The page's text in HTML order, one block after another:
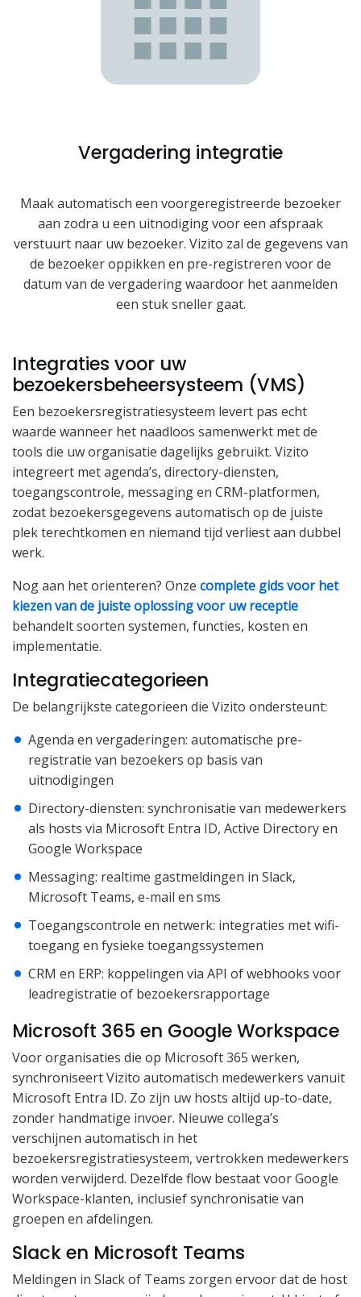
Vergadering integratie
Maak automatisch een voorgeregistreerde bezoeker
aan zodra u een uitnodiging voor een afspraak
verstuurt naar uw bezoeker. Vizito zal de gegevens van
de bezoeker oppikken en pre-registreren voor de
datum van de vergadering waardoor het aanmelden
een stuk sneller gaat.
Integraties voor uw
bezoekersbeheersysteem (VMS)
Een bezoekersregistratiesysteem levert pas echt
waarde wanneer het naadloos samenwerkt met de
tools die uw organisatie dagelijks gebruikt. Vizito
integreert met agenda’s, directory-diensten,
toegangscontrole, messaging en CRM-platformen,
zodat bezoekersgegevens automatisch op de juiste
plek terechtkomen en niemand tijd verliest aan dubbel
werk.
Nog aan het orienteren? Onze complete gids voor het
kiezen van de juiste oplossing voor uw receptie
behandelt soorten systemen, functies, kosten en
implementatie.
Integratiecategorieen
De belangrijkste categorieen die Vizito ondersteunt:
Agenda en vergaderingen: automatische pre-
registratie van bezoekers op basis van
uitnodigingen
Directory-diensten: synchronisatie van medewerkers
als hosts via Microsoft Entra ID, Active Directory en
Google Workspace
Messaging: realtime gastmeldingen in Slack,
Microsoft Teams, e-mail en sms
Toegangscontrole en netwerk: integraties met wifi-
toegang en fysieke toegangssystemen
CRM en ERP: koppelingen via API of webhooks voor
leadregistratie of bezoekersrapportage
Microsoft 365 en Google Workspace
Voor organisaties die op Microsoft 365 werken,
synchroniseert Vizito automatisch medewerkers vanuit
Microsoft Entra ID. Zo zijn uw hosts altijd up-to-date,
zonder handmatige invoer. Nieuwe collega’s
verschijnen automatisch in het
bezoekersregistratiesysteem, vertrokken medewerkers
worden verwijderd. Dezelfde flow bestaat voor Google
Workspace-klanten, inclusief synchronisatie van
groepen en afdelingen.
Slack en Microsoft Teams
Meldingen in Slack of Teams zorgen ervoor dat de host